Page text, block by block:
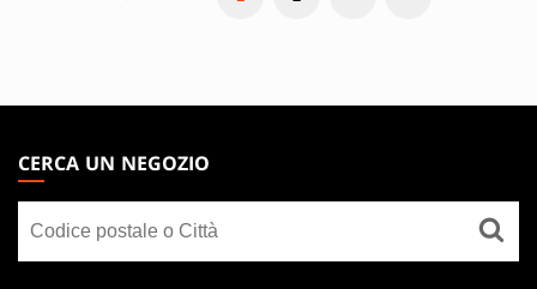
THE
GATHERING
FOOTER
CERCA UN NEGOZIO
un
negozio